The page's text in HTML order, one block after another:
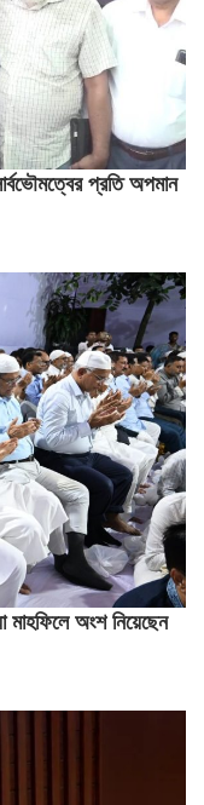
প্রতি অপমান
মাহফিলে অংশ নিয়েছেন